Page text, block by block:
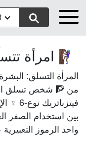
🧗🏿‍♀️ امرأة
المرأة التسلق:
من 🧗 شخص تسلق
بين استخدام
واحد الرموز